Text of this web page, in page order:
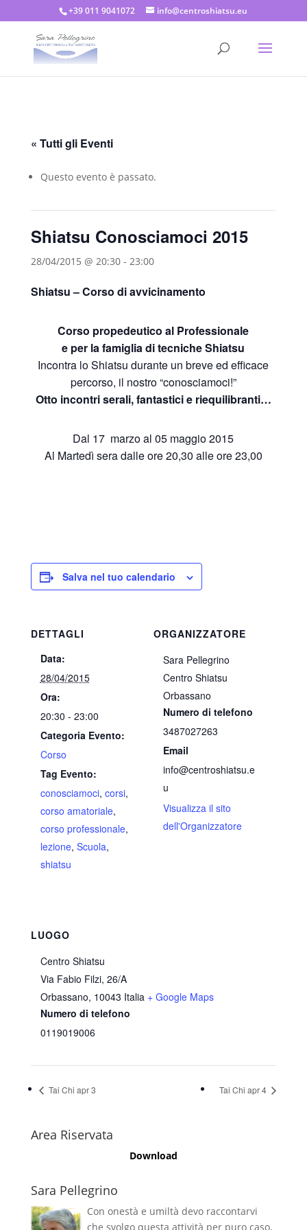
+39 011 9041072 info@centroshiatsu.eu
« Tutti gli Eventi
Questo evento è passato.
Shiatsu Conosciamoci 2015
28/04/2015 @ 20:30- 23:00
Shiatsu – Corso di avvicinamento
Corso propedeutico al Professionale
e per la famiglia di tecniche Shiatsu
Incontra lo Shiatsu durante un breve ed efficace
percorso, il nostro “conosciamoci!”
Otto incontri serali, fantastici e riequilibranti…
Dal 17 marzo al 05 maggio 2015
Al Martedì sera dalle ore 20,30 alle ore 23,00
Salva nel tuo calendario
DETTAGLI
Data:
28/04/2015
Ora:
20:30 - 23:00
Categoria Evento:
Corso
Tag Evento:
conosciamoci, corsi,
corso amatoriale,
corso professionale,
lezione, Scuola,
shiatsu
ORGANIZZATORE
Sara Pellegrino
Centro Shiatsu
Orbassano
Numero di telefono
3487027263
Email
info@centroshiatsu.e
u
Visualizza il sito
dell'Organizzatore
LUOGO
Centro Shiatsu
Via Fabio Filzi, 26/A
Orbassano, 10043 Italia + Google Maps
Numero di telefono
0119019006
Tai Chi apr 3 Tai Chi apr 4
Area Riservata
Download
Sara Pellegrino
Con onestà e umiltà devo raccontarvi
che svolgo questa attività per puro caso,